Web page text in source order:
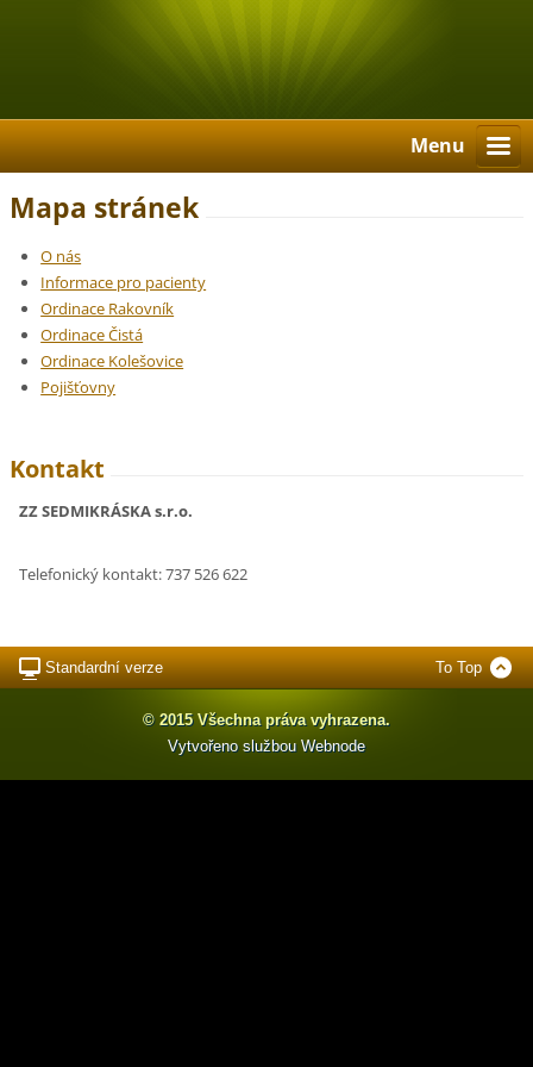
Menu
Mapa stránek
O nás
Informace pro pacienty
Ordinace Rakovník
Ordinace Čistá
Ordinace Kolešovice
Pojišťovny
Kontakt
ZZ SEDMIKRÁSKA s.r.o.
Telefonický kontakt: 737 526 622
Standardní verze To Top
© 2015 Všechna práva vyhrazena.
Vytvořeno službou Webnode